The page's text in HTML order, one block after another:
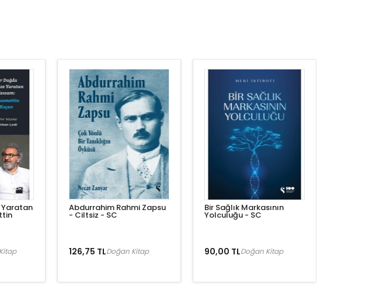
Yaratan Abdurrahim Rahmi Zapsu
- Ciltsiz - SC
126,75 TLDoğan Kitap
Bir Sağlık Markasının
Yolculuğu - SC
90,00 TLDoğan Kitap